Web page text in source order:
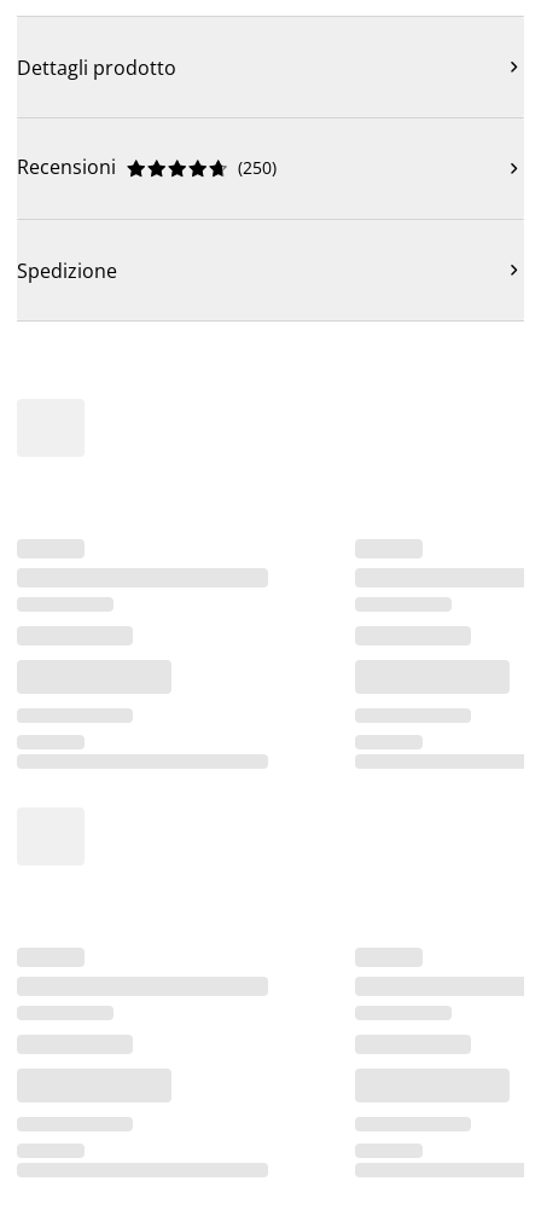
Dettagli prodotto 
Recensioni 




 (250) 
Spedizione 